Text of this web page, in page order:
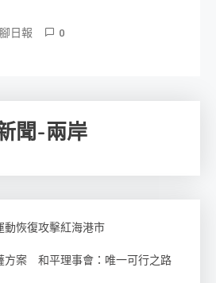
日報 0
聞-兩岸
動恢復攻擊紅海港市
方案 和平理事會：唯一可行之路